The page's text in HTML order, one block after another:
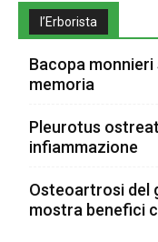
l’Erborista
Bacopa monnieri
memoria
Pleurotus
infiammazione
Osteoartrosi del
mostra benefici